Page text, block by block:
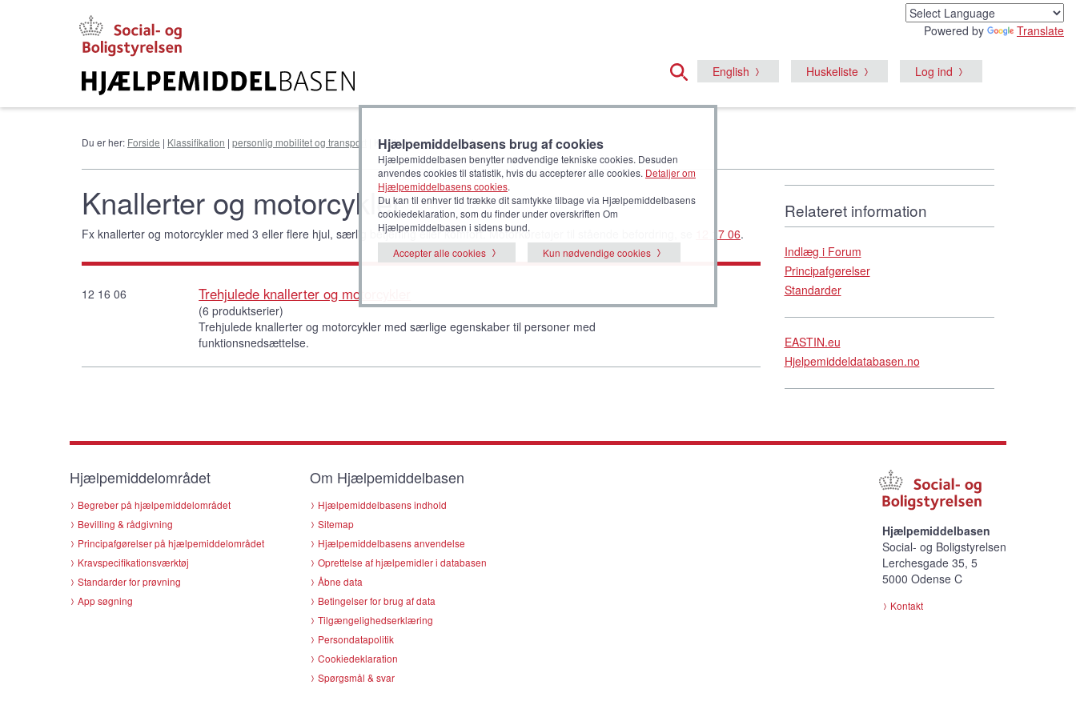
Powered by Translate
English Huskeliste Log ind
Du er her: Forside | Klassifikation | personlig mobilitet og transport | Knallerter og motorcykler
Knallerter og motorcykler
Fx knallerter og motorcykler med 3 eller flere hjul, særlig betjening eller komfort. Motorkøretøjer til stående befordring, se 12 17 06.
12 16 06 Trehjulede knallerter og motorcykler
(6 produktserier)
Trehjulede knallerter og motorcykler med særlige egenskaber til personer med
funktionsnedsættelse.
Relateret information
Indlæg i Forum
Principafgørelser
Standarder
EASTIN.eu
Hjelpemiddeldatabasen.no
Hjælpemiddelområdet
Begreber på hjælpemiddelområdet
Bevilling & rådgivning
Principafgørelser på hjælpemiddelområdet
Kravspecifikationsværktøj
Standarder for prøvning
App søgning
Om Hjælpemiddelbasen
Hjælpemiddelbasens indhold
Sitemap
Hjælpemiddelbasens anvendelse
Oprettelse af hjælpemidler i databasen
Åbne data
Betingelser for brug af data
Tilgængelighedserklæring
Persondatapolitik
Cookiedeklaration
Spørgsmål & svar
Hjælpemiddelbasen
Social- og Boligstyrelsen
Lerchesgade 35, 5
5000 Odense C
Kontakt
Hjælpemiddelbasens brug af cookies
Hjælpemiddelbasen benytter nødvendige tekniske cookies. Desuden
anvendes cookies til statistik, hvis du accepterer alle cookies. Detaljer om
Hjælpemiddelbasens cookies.
Du kan til enhver tid trække dit samtykke tilbage via Hjælpemiddelbasens
cookiedeklaration, som du finder under overskriften Om
Hjælpemiddelbasen i sidens bund.
Accepter alle cookies
Kun nødvendige cookies